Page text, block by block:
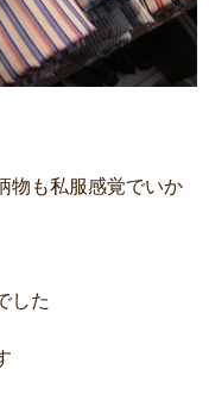
物も私服感覚でいか
した